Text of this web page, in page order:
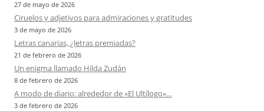
27 de mayo de 2026
Ciruelos y adjetivos para admiraciones y gratitudes
3 de mayo de 2026
Letras canarias, ¿letras premiadas?
21 de febrero de 2026
Un enigma llamado Hilda Zudán
8 de febrero de 2026
A modo de diario: alrededor de «El Ultílogo»…
3 de febrero de 2026